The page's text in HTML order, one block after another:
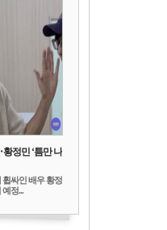
정민 ‘틈만 나
싸인 배우 황정
정...